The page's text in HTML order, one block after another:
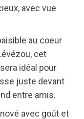
avec vue
au coeur
cet
idéal pour
juste devant
entre amis.
avec goût et